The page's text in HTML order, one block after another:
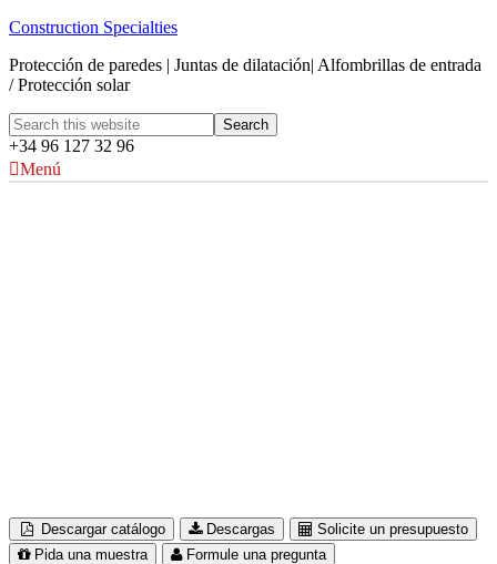
Construction Specialties
Protección de paredes | Juntas de dilatación| Alfombrillas de entrada
/ Protección solar
+34 96 127 32 96
Menú
Descargar catálogo Descargas
Solicite un presupuesto
Pida una muestra
Formule una pregunta